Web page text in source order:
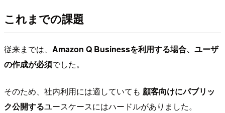
これまでの課題
従来までは、 Amazon Q Businessを利用する場合、ユーザ
の作成が必須でした。
そのため、社内利用には適していても 顧客向けにパブリッ
ク公開するユースケースにはハードルがありました。